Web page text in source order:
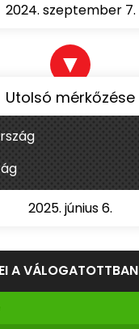
2024. szeptember 7.
▼
Utolsó mérkőzése
2025. június 6.
A VÁLOGATOTTBAN